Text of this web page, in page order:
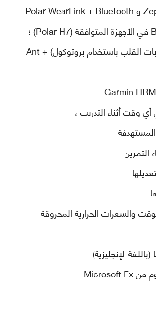
وPolar WearLink + Bluetooth
في الأجهزة المتوافقة(Polar H7)؛
القلب باستخدام بروتوكولAnt + (
Garmin
وقت أثناء التدريب ،
التمرين
والسعرات الحرارية المحروقة
الإنجليزية)
منMicrosoft Ex